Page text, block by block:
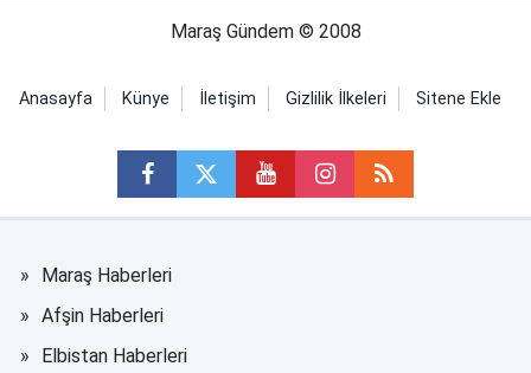
Maraş Gündem © 2008
Anasayfa Künye İletişim Gizlilik İlkeleri Sitene Ekle
Maraş Haberleri
Afşin Haberleri
Elbistan Haberleri